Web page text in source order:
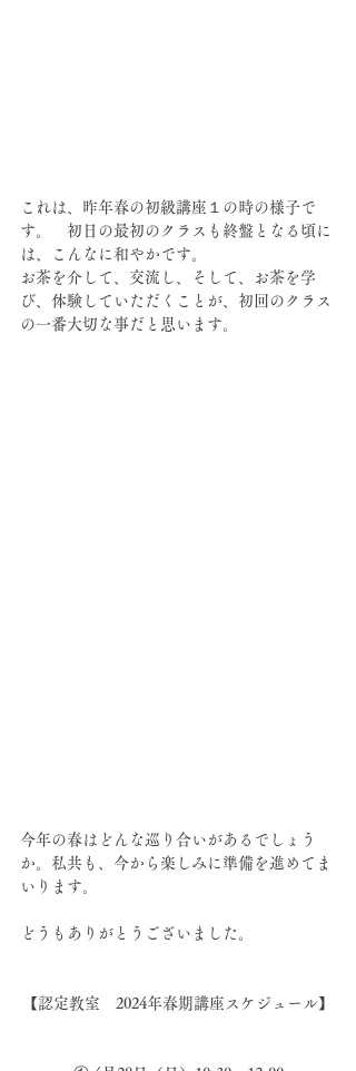
これは、昨年春の初級講座１の時の様子で
す。　初日の最初のクラスも終盤となる頃に
は、こんなに和やかです。
お茶を介して、交流し、そして、お茶を学
び、体験していただくことが、初回のクラス
の一番大切な事だと思います。
今年の春はどんな巡り合いがあるでしょう
か。私共も、今から楽しみに準備を進めてま
いります。
どうもありがとうございました。
【認定教室　2024年春期講座スケジュール】